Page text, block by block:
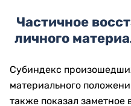
Частичное
личного
Субиндекс
материального
также показал заметное